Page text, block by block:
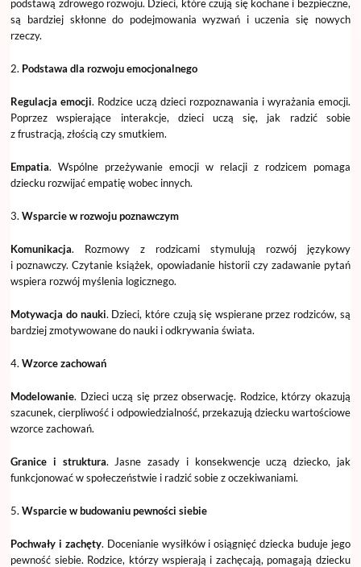
podstawą zdrowego rozwoju. Dzieci, które czują się kochane i bezpieczne,
są bardziej skłonne do podejmowania wyzwań i uczenia się nowych
rzeczy.
2. Podstawa dla rozwoju emocjonalnego
Regulacja emocji. Rodzice uczą dzieci rozpoznawania i wyrażania emocji.
Poprzez wspierające interakcje, dzieci uczą się, jak radzić sobie
z frustracją, złością czy smutkiem.
Empatia. Wspólne przeżywanie emocji w relacji z rodzicem pomaga
dziecku rozwijać empatię wobec innych.
3.Wsparcie w rozwoju poznawczym
Komunikacja. Rozmowy z rodzicami stymulują rozwój językowy
i poznawczy. Czytanie książek, opowiadanie historii czy zadawanie pytań
wspiera rozwój myślenia logicznego.
Motywacja do nauki. Dzieci, które czują się wspierane przez rodziców, są
bardziej zmotywowane do nauki i odkrywania świata.
4.Wzorce zachowań
Modelowanie. Dzieci uczą się przez obserwację. Rodzice, którzy okazują
szacunek, cierpliwość i odpowiedzialność, przekazują dziecku wartościowe
wzorce zachowań.
Granice i struktura. Jasne zasady i konsekwencje uczą dziecko, jak
funkcjonować w społeczeństwie i radzić sobie z oczekiwaniami.
5.Wsparcie w budowaniu pewności siebie
Pochwały i zachęty. Docenianie wysiłków i osiągnięć dziecka buduje jego
pewność siebie. Rodzice, którzy wspierają i zachęcają, pomagają dziecku